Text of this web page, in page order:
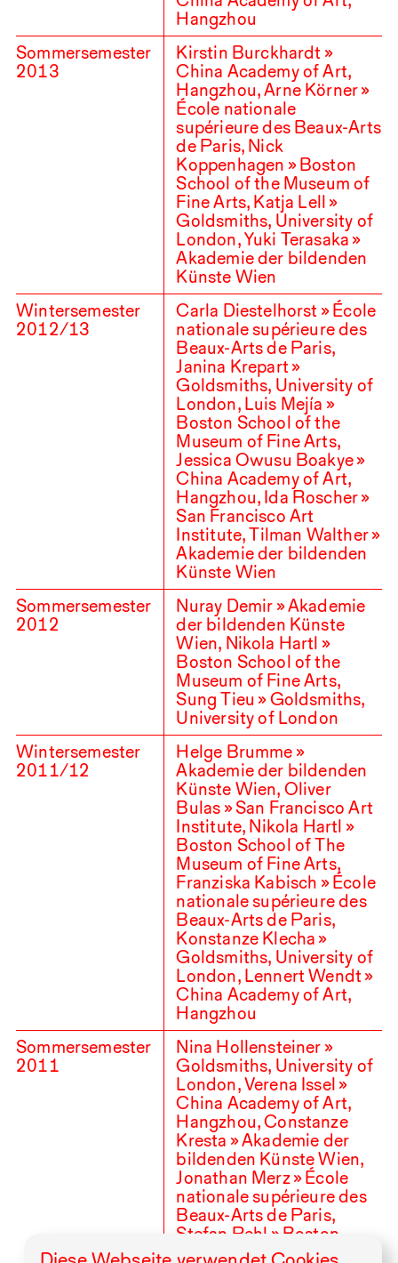
Hangzhou
Sommersemester
2013
Kirstin Burckhardt »
China Academy of Art,
Hangzhou, Arne Körner »
École nationale
supérieure des Beaux-Arts
de Paris, Nick
Koppenhagen » Boston
School of the Museum of
Fine Arts, Katja Lell »
Goldsmiths, University of
London, Yuki Terasaka »
Akademie der bildenden
Künste Wien
Wintersemester
2012/13
Carla Diestelhorst » École
nationale supérieure des
Beaux-Arts de Paris,
Janina Krepart »
Goldsmiths, University of
London, Luis Mejía »
Boston School of the
Museum of Fine Arts,
Jessica Owusu Boakye »
China Academy of Art,
Hangzhou, Ida Roscher »
San Francisco Art
Institute, Tilman Walther »
Akademie der bildenden
Künste Wien
Sommersemester
2012
Nuray Demir » Akademie
der bildenden Künste
Wien, Nikola Hartl »
Boston School of the
Museum of Fine Arts,
Sung Tieu » Goldsmiths,
University of London
Wintersemester
2011/12
Helge Brumme »
Akademie der bildenden
Künste Wien, Oliver
Bulas » San Francisco Art
Institute, Nikola Hartl »
Boston School of The
Museum of Fine Arts,
Franziska Kabisch » École
nationale supérieure des
Beaux-Arts de Paris,
Konstanze Klecha »
Goldsmiths, University of
London, Lennert Wendt »
China Academy of Art,
Hangzhou
Sommersemester
2011
Nina Hollensteiner »
Goldsmiths, University of
London, Verena Issel »
China Academy of Art,
Hangzhou, Constanze
Kresta » Akademie der
bildenden Künste Wien,
Jonathan Merz » École
nationale supérieure des
Beaux-Arts de Paris,
Stefan Pehl » Boston
School of The Museum of